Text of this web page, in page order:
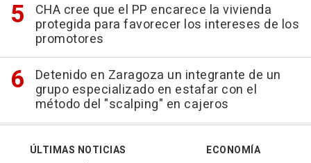
CHA cree que el PP encarece la vivienda
protegida para favorecer los intereses de los
promotores
Detenido en Zaragoza un integrante de un
grupo especializado en estafar con el
método del "scalping" en cajeros
ÚLTIMAS NOTICIAS
ECONOMÍA